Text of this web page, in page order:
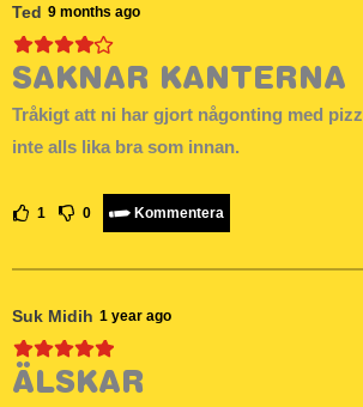
Ted 9 months ago
SAKNAR KANTERNA
Tråkigt att ni har gjort någonting med
inte alls lika bra som innan.
1 0 Kommentera
Suk Midih 1 year ago
ÄLSKAR